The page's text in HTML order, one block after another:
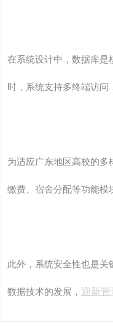
在系统设计中，数据库是
时，系统支持多终端访问
为适应广东地区高校的
缴费、宿舍分配等功能模
此外，系统安全性也是关
数据技术的发展， 迎新